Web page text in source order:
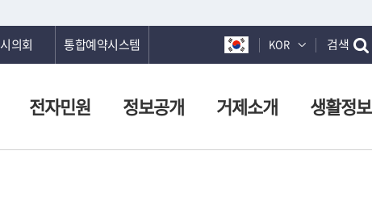
시의회 통합예약시스템 KOR 검색
전자민원 정보공개 거제소개 생활정보